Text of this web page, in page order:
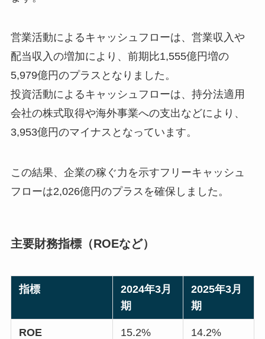
営業活動によるキャッシュフローは、営業収入や
配当収入の増加により、前期比1,555億円増の
5,979億円のプラスとなりました。
投資活動によるキャッシュフローは、持分法適用
会社の株式取得や海外事業への支出などにより、
3,953億円のマイナスとなっています。
この結果、企業の稼ぐ力を示すフリーキャッシュ
フローは2,026億円のプラスを確保しました。
主要財務指標（ROEなど）
指標
2024年3月
期
2025年3月
期
ROE
15.2% 14.2%